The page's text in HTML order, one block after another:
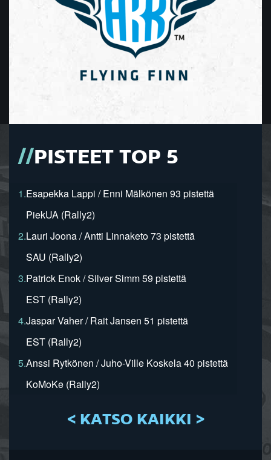
PISTEET TOP 5
1.Esapekka Lappi / Enni Mälkönen 93 pistettä
PiekUA (Rally2)
2.Lauri Joona / Antti Linnaketo 73 pistettä
SAU (Rally2)
3.Patrick Enok / Silver Simm 59 pistettä
EST (Rally2)
4.Jaspar Vaher / Rait Jansen 51 pistettä
EST (Rally2)
5.Anssi Rytkönen / Juho-Ville Koskela 40 pistettä
KoMoKe (Rally2)
< KATSO KAIKKI >